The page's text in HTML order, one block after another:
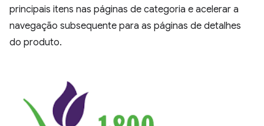
principais itens nas páginas de categoria e acelerar a
navegação subsequente para as páginas de detalhes
do produto.